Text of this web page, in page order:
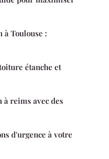
à Toulouse :
étanche et
à reims avec des
d'urgence à votre